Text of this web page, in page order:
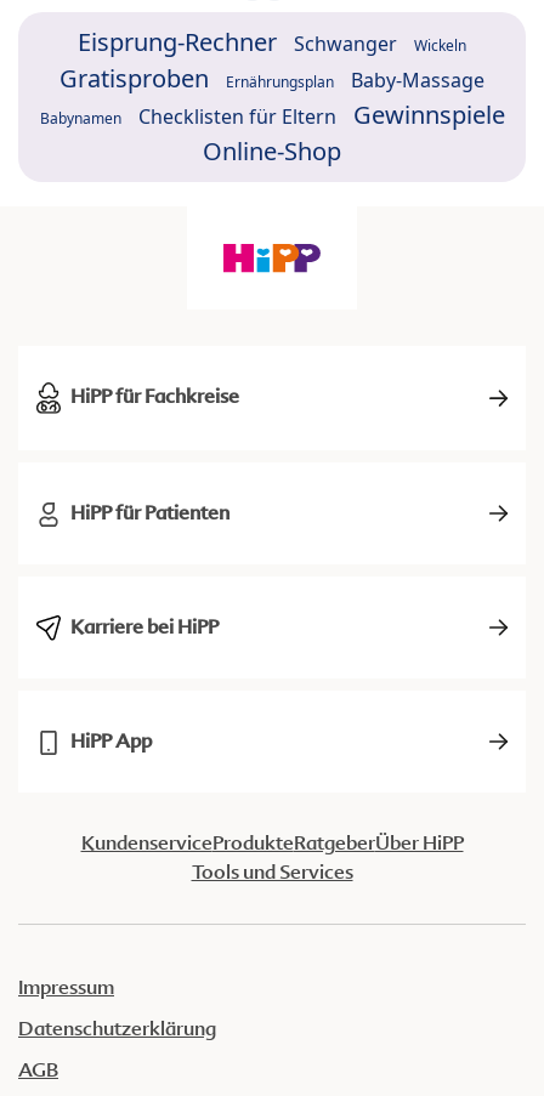
Eisprung-Rechner Schwanger Wickeln
Gratisproben Ernährungsplan Baby-Massage
Babynamen Checklisten für Eltern
Gewinnspiele
Online-Shop
HiPP für Fachkreise
HiPP für Patienten
Karriere bei HiPP
HiPP App
KundenserviceProdukteRatgeberÜber HiPP
Tools und Services
Impressum
Datenschutzerklärung
AGB